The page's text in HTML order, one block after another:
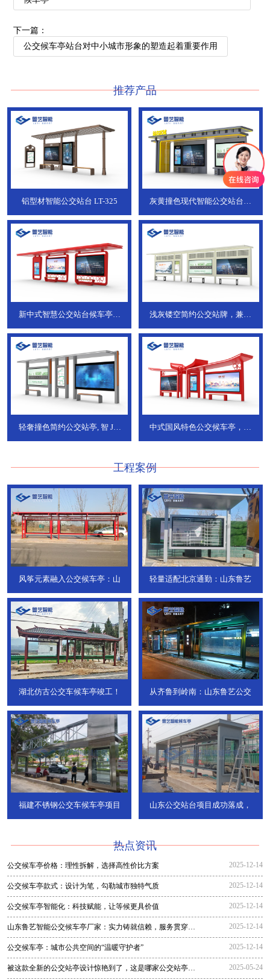
下一篇：
公交候车亭站台对中小城市形象的塑造起着重要作用
推荐产品
铝型材智能公交站台 LT-325
灰黄撞色现代智能公交站台，
新中式智慧公交站台候车亭，
浅灰镂空简约公交站牌，兼具
轻奢撞色简约公交站亭, 智 JT-
中式国风特色公交候车亭，承
工程案例
风筝元素融入公交候车亭：山 轻量适配北京通勤：山东鲁艺
湖北仿古公交车候车亭竣工！ 从齐鲁到岭南：山东鲁艺公交
福建不锈钢公交车候车亭项目 山东公交站台项目成功落成，
热点资讯
公交候车亭价格：理性拆解，选择高性价比方案 2025-12-14
公交候车亭款式：设计为笔，勾勒城市独特气质 2025-12-14
公交候车亭智能化：科技赋能，让等候更具价值 2025-12-14
山东鲁艺智能公交候车亭厂家：实力铸就信赖，服务贯穿全
程
2025-12-14
公交候车亭：城市公共空间的“温暖守护者” 2025-12-14
被这款全新的公交站亭设计惊艳到了，这是哪家公交站亭生
产厂家生
2025-05-24